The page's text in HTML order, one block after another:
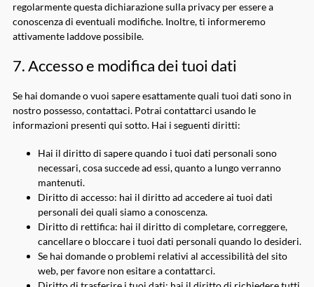
regolarmente questa dichiarazione sulla privacy per essere a
conoscenza di eventuali modifiche. Inoltre, ti informeremo
attivamente laddove possibile.
7. Accesso e modifica dei tuoi dati
Se hai domande o vuoi sapere esattamente quali tuoi dati sono in
nostro possesso, contattaci. Potrai contattarci usando le
informazioni presenti qui sotto. Hai i seguenti diritti:
Hai il diritto di sapere quando i tuoi dati personali sono
necessari, cosa succede ad essi, quanto a lungo verranno
mantenuti.
Diritto di accesso: hai il diritto ad accedere ai tuoi dati
personali dei quali siamo a conoscenza.
Diritto di rettifica: hai il diritto di completare, correggere,
cancellare o bloccare i tuoi dati personali quando lo desideri.
Se hai domande o problemi relativi al accessibilità del sito
web, per favore non esitare a contattarci.